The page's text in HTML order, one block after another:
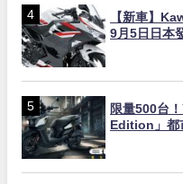
【新車】
9月5日日本
限量500台
Edition」都